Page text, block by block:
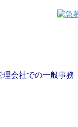
理会社での一般事務